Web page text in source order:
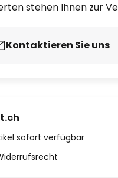
stehen Ihnen zur
Kontaktieren Sie uns
sofort verfügbar